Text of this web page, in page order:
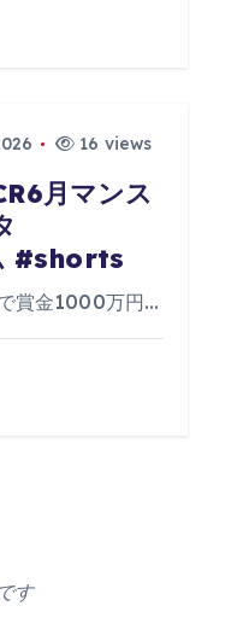
16 views
月マンス
#shorts
賞金1000万円…
す